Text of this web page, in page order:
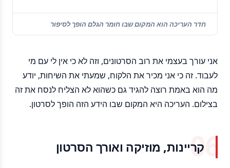
חדר העריכה הוא המקום שבו חומר הגלם הופך לסיפור
אני עורך בעצמי את רוב הסרטונים, וזה לא כי אין לי עם מי
לעבוד. זה כי אני מכיר את הלקוח, שמעתי את השיחות, יודע
מה הוא באמת רוצה להגיד גם כשהוא לא הצליח לנסח את זה
בצילום. העריכה היא המקום שבו הידע הזה הופך לסרטון.
קריינות, מוזיקה ואורך הסרטון